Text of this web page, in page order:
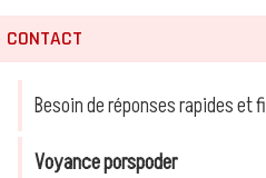
CONTACT
Besoin de réponses rapides
Voyance porspoder